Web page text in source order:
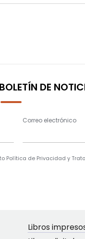
DE
Correo electrónico
Política de Privacidad y
Libros